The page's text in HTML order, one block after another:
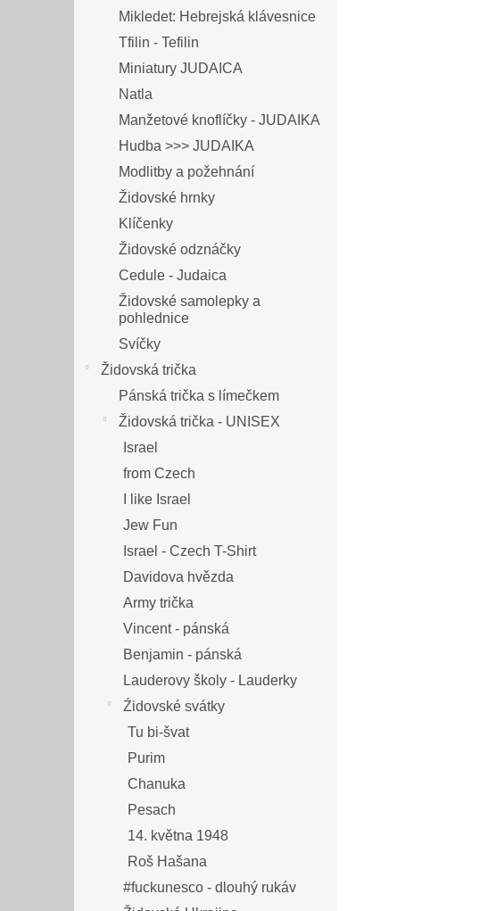
Mikledet: Hebrejská klávesnice
Tfilin - Tefilin
Miniatury JUDAICA
Natla
Manžetové knoflíčky - JUDAIKA
Hudba >>> JUDAIKA
Modlitby a požehnání
Židovské hrnky
Klíčenky
Židovské odznáčky
Cedule - Judaica
Židovské samolepky a
pohlednice
Svíčky
Židovská trička
Pánská trička s límečkem
Židovská trička - UNISEX
Israel
from Czech
I like Israel
Jew Fun
Israel - Czech T-Shirt
Davidova hvězda
Army trička
Vincent - pánská
Benjamin - pánská
Lauderovy školy - Lauderky
Źidovské svátky
Tu bi-švat
Purim
Chanuka
Pesach
14. května 1948
Roš Hašana
#fuckunesco - dlouhý rukáv